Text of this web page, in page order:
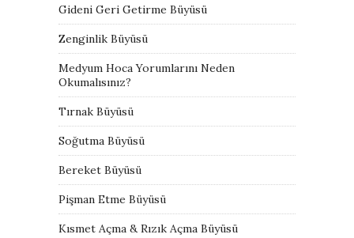
Gideni Geri Getirme Büyüsü
Zenginlik Büyüsü
Medyum Hoca Yorumlarını Neden
Okumalısınız?
Tırnak Büyüsü
Soğutma Büyüsü
Bereket Büyüsü
Pişman Etme Büyüsü
Kısmet Açma & Rızık Açma Büyüsü